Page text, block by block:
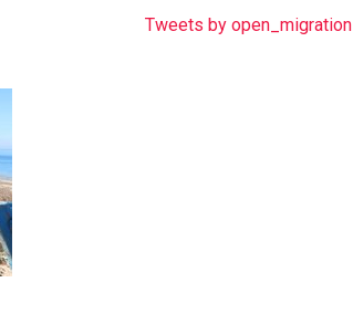
Tweets by open_migration